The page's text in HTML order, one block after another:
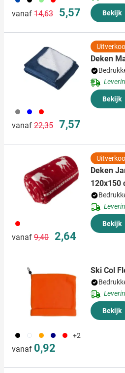
vanaf Normale prijs
14,63 Speciale prijs
5,57 Bekijk
003 005 008
vanaf Normale prijs
22,35 Speciale prijs
7,57
Deken
Bekijk
008
vanaf Normale prijs
9,40 Speciale prijs
2,64
Deken
120x150
Bekijk
001 002 007 536 008 +2
vanaf 0,92
Ski Col
Bekijk